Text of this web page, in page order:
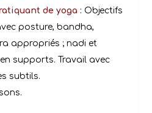
de yoga : Objectifs
posture, bandha,
appropriés ; nadi et
supports. Travail avec
subtils.